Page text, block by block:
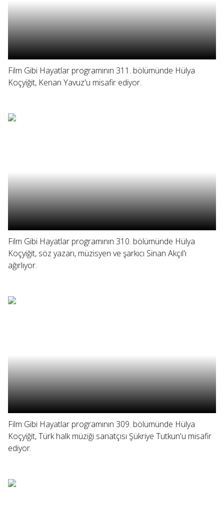
Film Gibi Hayatlar programının 311. bölümünde Hülya
Koçyiğit, Kenan Yavuz'u misafir ediyor.
Film Gibi Hayatlar programının 310. bölümünde Hülya
Koçyiğit, söz yazarı, müzisyen ve şarkıcı Sinan Akçıl'ı
ağırlıyor.
Film Gibi Hayatlar programının 309. bölümünde Hülya
Koçyiğit, Türk halk müziği sanatçısı Şükriye Tutkun'u misafir
ediyor.